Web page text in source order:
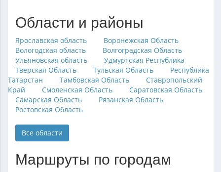
Области и районы
Ярославская область
Воронежская Область
Вологодская область
Волгоградская Область
Ульяновская область
Удмуртская Республика
Тверская Область
Тульская Область
Республика
Татарстан
Тамбовская Область
Ставропольский
Край
Смоленская Область
Саратовская Область
Самарская Область
Рязанская Область
Ростовская Область
Все области
Маршруты по городам